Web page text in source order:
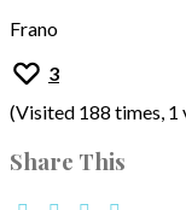
Frano
3
(Visited 188 times, 1
Share This